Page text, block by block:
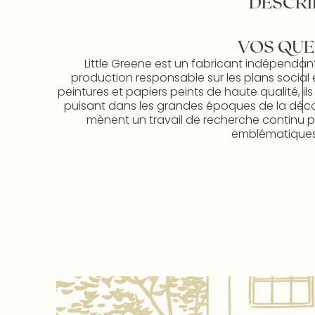
VOS
Little Greene est un fabricant
production responsable sur les plans social
peintures et papiers peints de haute qualité,
puisant dans les grandes époques de la
mènent un travail de recherche continu